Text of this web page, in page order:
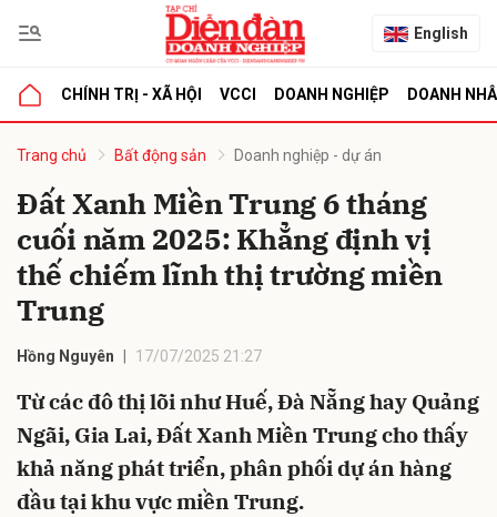
English
CHÍNH TRỊ - XÃ HỘI VCCI DOANH NGHIỆP DOANH
Trang chủ Bất động sản Doanh nghiệp - dự án
Đất Xanh Miền Trung 6 tháng
cuối năm 2025: Khẳng định vị
thế chiếm lĩnh thị trường miền
Trung
Hồng Nguyên 17/07/2025 21:27
Từ các đô thị lõi như Huế, Đà Nẵng hay Quảng
Ngãi, Gia Lai, Đất Xanh Miền Trung cho thấy
khả năng phát triển, phân phối dự án hàng
đầu tại khu vực miền Trung.
luận